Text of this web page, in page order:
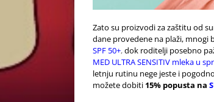
Zato su proizvodi za zaštitu od
dane provedene na plaži,
SPF 50+,dok roditelji posebno
MED ULTRA SENSITIV mleka u
letnju rutinu nege jeste i
možete dobiti 15% popusta na